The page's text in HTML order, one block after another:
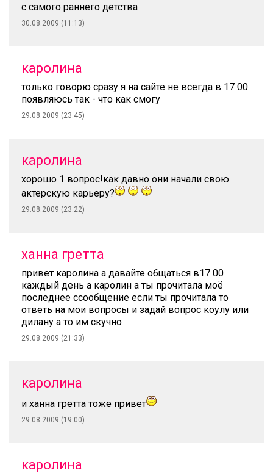
с самого раннего детства
30.08.2009 (11:13)
каролина
только говорю сразу я на сайте не всегда в 17 00
появляюсь так - что как смогу
29.08.2009 (23:45)
каролина
хорошо 1 вопрос!как давно они начали свою
актерскую карьеру?
29.08.2009 (23:22)
ханна гретта
привет каролина а давайте общаться в17 00
каждый день а каролин а ты прочитала моё
последнее ссообщение если ты прочитала то
ответь на мои вопросы и задай вопрос коулу или
дилану а то им скучно
29.08.2009 (21:33)
каролина
и ханна гретта тоже привет
29.08.2009 (19:00)
каролина